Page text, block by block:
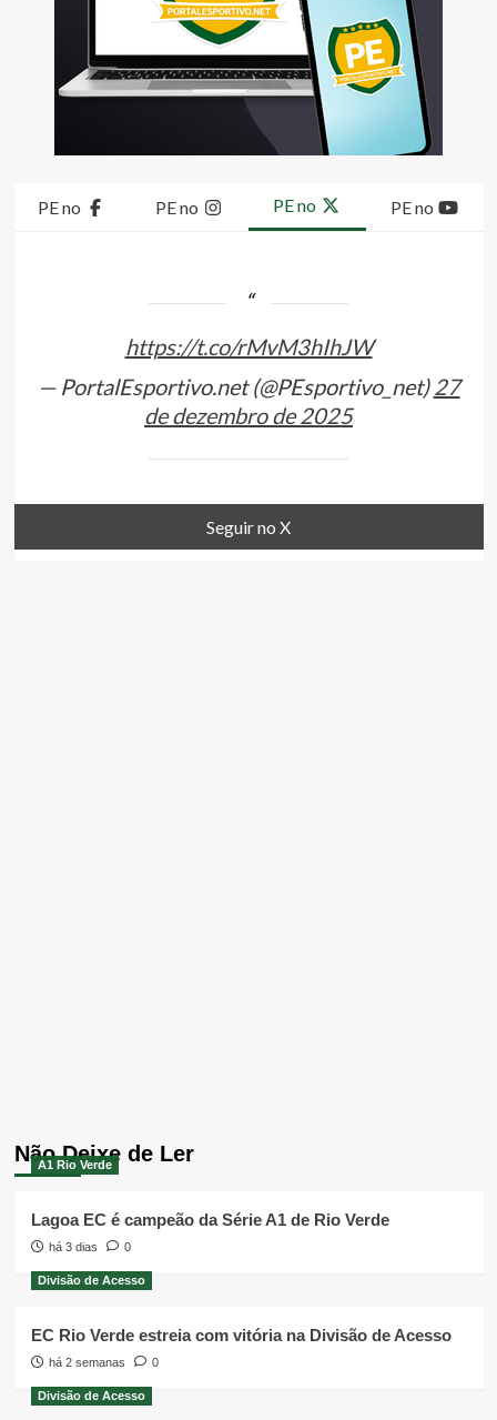
PE no PE no PE no PE no
https://t.co/rMvM3hIhJW
— PortalEsportivo.net (@PEsportivo_net)27
de dezembro de 2025
Seguir no X
Não Deixe de Ler
A1 Rio Verde
Lagoa EC é campeão da Série A1 de Rio Verde
há 3 dias 0
Divisão de Acesso
EC Rio Verde estreia com vitória na Divisão de Acesso
há 2 semanas 0
Divisão de Acesso